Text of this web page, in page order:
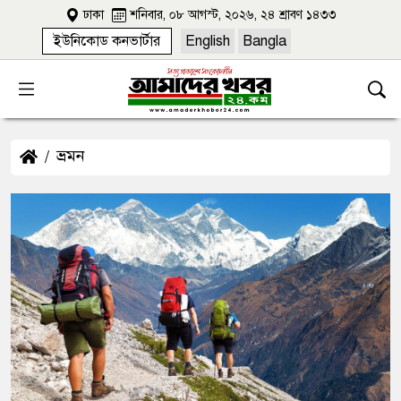
ঢাকা শনিবার, ০৮ আগস্ট, ২০২৬, ২৪ শ্রাবণ ১৪৩৩
ইউনিকোড কনভার্টার English Bangla
ভ্রমন